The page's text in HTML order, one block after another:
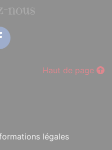
nous
Haut de page
légales